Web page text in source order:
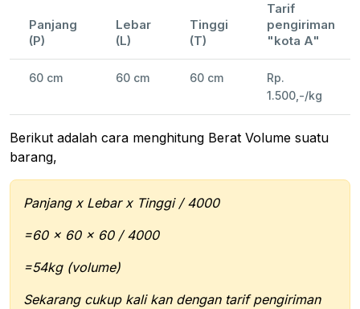
Panjang
(P)
Lebar
(L)
Tinggi
(T)
Tarif
pengiriman
"kota A"
60 cm 60 cm 60 cm
Rp.
1.500,-/kg
Berikut adalah cara menghitung Berat Volume suatu
barang,
Panjang x Lebar x Tinggi / 4000
=60 x 60 x 60 / 4000
=54kg (volume)
Sekarang cukup kali kan dengan tarif pengiriman